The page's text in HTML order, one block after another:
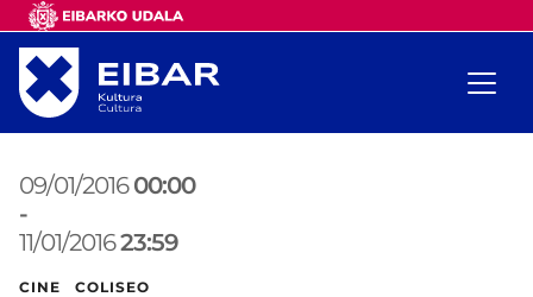
09/01/201600:00
-
11/01/201623:59
CINE COLISEO